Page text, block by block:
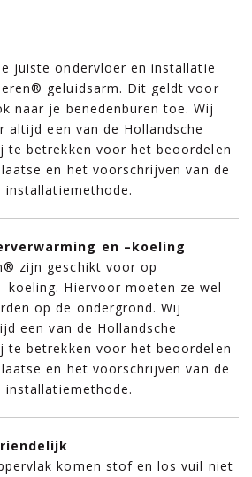
juiste ondervloer en installatie
geluidsarm. Dit geldt voor
naar je benedenburen toe. Wij
altijd een van de Hollandsche
te betrekken voor het beoordelen
en het voorschrijven van de
en –koeling
zijn geschikt voor op
koeling. Hiervoor moeten ze wel
op de ondergrond. Wij
een van de Hollandsche
te betrekken voor het beoordelen
en het voorschrijven van de
komen stof en los vuil niet